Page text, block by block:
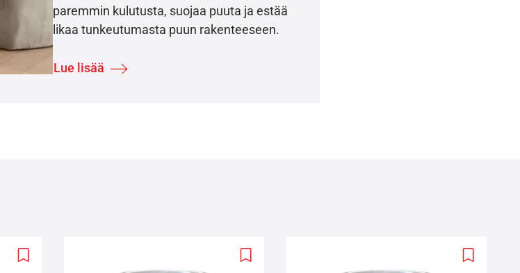
paremmin kulutusta, suojaa puuta ja estää
likaa tunkeutumasta puun rakenteeseen.
Lue lisää
Add
Add
Add